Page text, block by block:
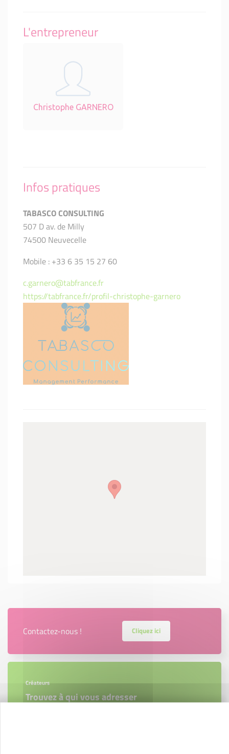
L'entrepreneur
Christophe GARNERO
Infos pratiques
TABASCO CONSULTING
507 D av. de Milly
74500 Neuvecelle
Mobile : +33 6 35 15 27 60
c.garnero@tabfrance.fr
https://tabfrance.fr/profil-christophe-garnero
Contactez-nous ! Cliquez ici
Créateurs
Trouvez à qui vous adresser